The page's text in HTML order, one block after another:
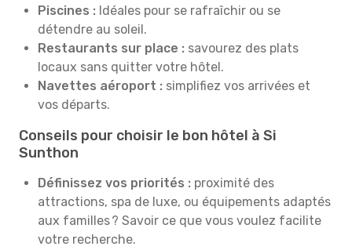
Piscines : Idéales pour se rafraîchir ou se
détendre au soleil.
Restaurants sur place : savourez des plats
locaux sans quitter votre hôtel.
Navettes aéroport : simplifiez vos arrivées et
vos départs.
Conseils pour choisir le bon hôtel à Si
Sunthon
Définissez vos priorités : proximité des
attractions, spa de luxe, ou équipements adaptés
aux familles ? Savoir ce que vous voulez facilite
votre recherche.